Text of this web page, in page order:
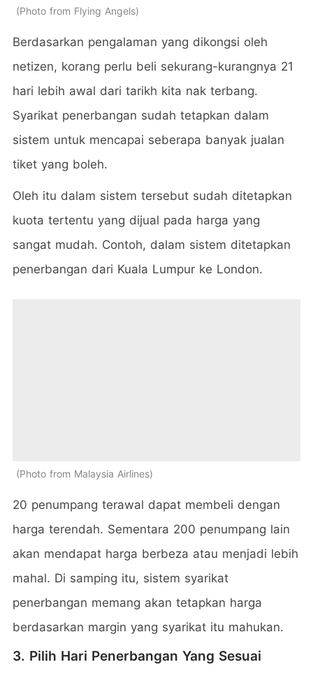
Photo from Flying Angels
Berdasarkan pengalaman yang dikongsi oleh
netizen, korang perlu beli sekurang-kurangnya 21
hari lebih awal dari tarikh kita nak terbang.
Syarikat penerbangan sudah tetapkan dalam
sistem untuk mencapai seberapa banyak jualan
tiket yang boleh.
Oleh itu dalam sistem tersebut sudah ditetapkan
kuota tertentu yang dijual pada harga yang
sangat mudah. Contoh, dalam sistem ditetapkan
penerbangan dari Kuala Lumpur ke London.
Photo from Malaysia Airlines
20 penumpang terawal dapat membeli dengan
harga terendah. Sementara 200 penumpang lain
akan mendapat harga berbeza atau menjadi lebih
mahal. Di samping itu, sistem syarikat
penerbangan memang akan tetapkan harga
berdasarkan margin yang syarikat itu mahukan.
3. Pilih Hari Penerbangan Yang Sesuai